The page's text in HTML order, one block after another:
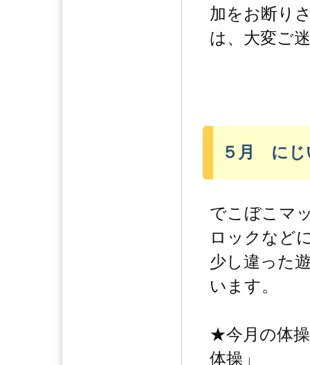
加をお断り
は、大変ご
５月 にじ
でこぼこマ
ロックなど
少し違った
います。
★今月の体
体操」